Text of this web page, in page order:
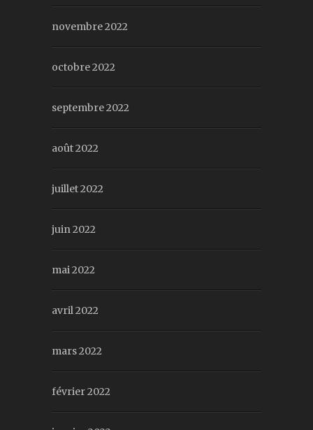
novembre 2022
octobre 2022
septembre 2022
août 2022
juillet 2022
juin 2022
mai 2022
avril 2022
mars 2022
février 2022